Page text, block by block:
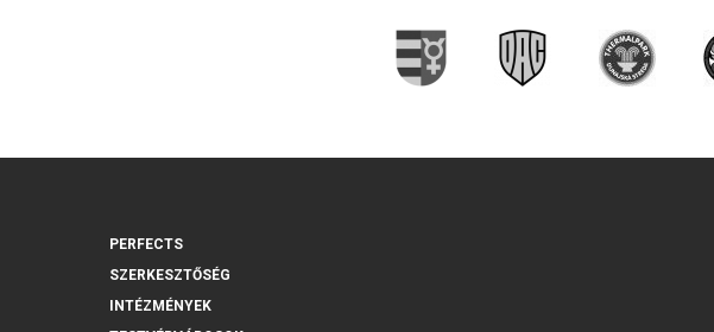
PERFECTS
SZERKESZTŐSÉG
INTÉZMÉNYEK